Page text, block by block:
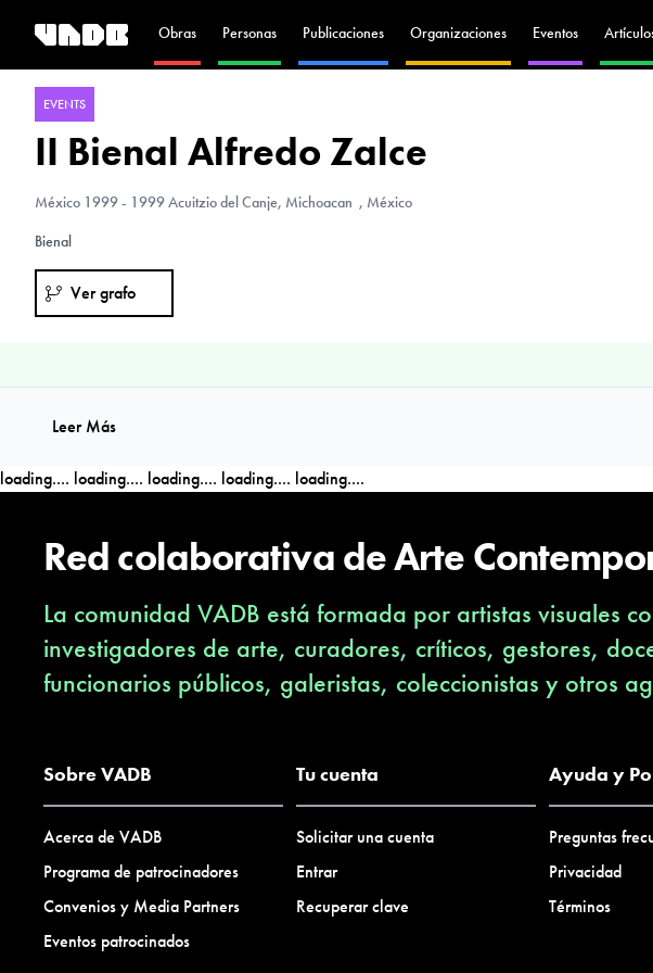
Obras Personas Publicaciones Organizaciones Eventos
EVENTS
II Bienal Alfredo Zalce
México 1999 - 1999 Acuitzio del Canje, Michoacan , México
Bienal
Ver grafo
Leer Más
loading.... loading.... loading.... loading.... loading....
Red colaborativa de Arte
La comunidad VADB está formada por artistas visuales
investigadores de arte, curadores, críticos, gestores,
funcionarios públicos, galeristas, coleccionistas y otros
Sobre VADB
Acerca de VADB
Programa de patrocinadores
Convenios y Media Partners
Eventos patrocinados
Tu cuenta
Solicitar una cuenta
Entrar
Recuperar clave
Ayuda y
Preguntas
Privacidad
Términos